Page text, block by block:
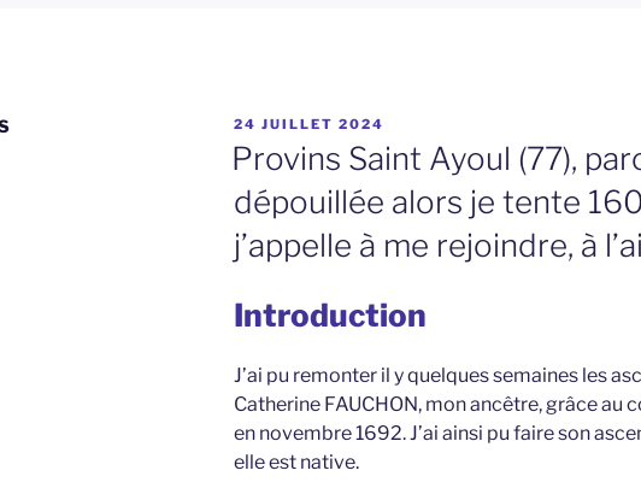
PUBLIÉ
LE
24 JUILLET 2024
Provins Saint Ayoul (77),
dépouillée alors je tente
j’appelle à me rejoindre, à
Introduction
J’ai pu remonter il y quelques semaines les
Catherine FAUCHON, mon ancêtre, grâce au
en novembre 1692. J’ai ainsi pu faire son
elle est native.